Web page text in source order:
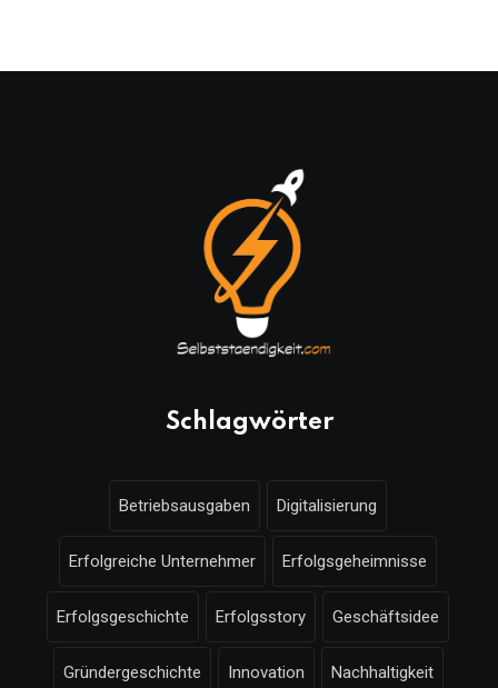
Schlagwörter
Betriebsausgaben Digitalisierung
Erfolgreiche Unternehmer Erfolgsgeheimnisse
Erfolgsgeschichte Erfolgsstory Geschäftsidee
Gründergeschichte Innovation Nachhaltigkeit